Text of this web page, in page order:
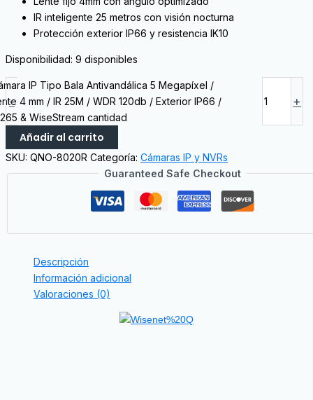
IR inteligente 25 metros con visión nocturna
Protección exterior IP66 y resistencia IK10
Disponibilidad: 9 disponibles
-
IP Tipo Bala Antivandálica 5 Megapíxel /
4 mm / IR 25M / WDR 120db / Exterior IP66 /
& WiseStream cantidad
+
Añadir al carrito
SKU: QNO-8020R Categoría: Cámaras IP y NVRs
Guaranteed Safe Checkout
Descripción
Información adicional
Valoraciones (0)